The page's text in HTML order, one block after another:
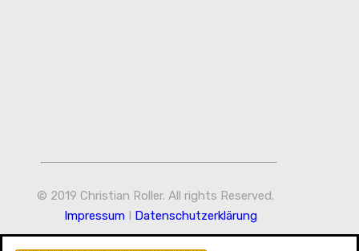
© 2019 Christian Roller. All rights Reserved.
ImpressumI Datenschutzerklärung